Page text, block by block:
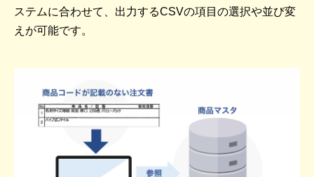
ステムに合わせて、出力するCSVの項目の選択や並び変
えが可能です。